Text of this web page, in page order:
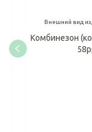
Внешний вид
Комбинезон